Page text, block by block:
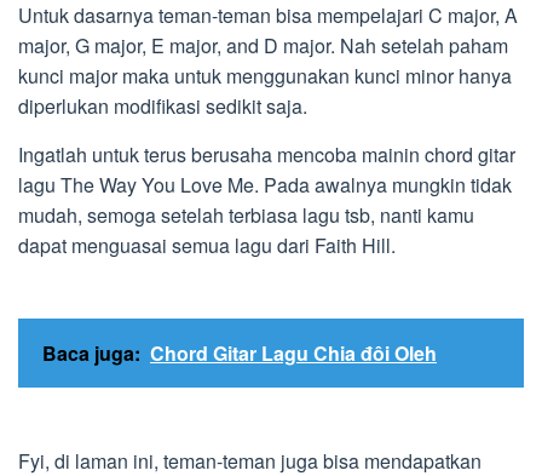
Untuk dasarnya teman-teman bisa mempelajari C major, A
major, G major, E major, and D major. Nah setelah paham
kunci major maka untuk menggunakan kunci minor hanya
diperlukan modifikasi sedikit saja.
Ingatlah untuk terus berusaha mencoba mainin chord gitar
lagu The Way You Love Me. Pada awalnya mungkin tidak
mudah, semoga setelah terbiasa lagu tsb, nanti kamu
dapat menguasai semua lagu dari Faith Hill.
Baca juga: Chord Gitar Lagu Chia đôi Oleh
Fyi, di laman ini, teman-teman juga bisa mendapatkan